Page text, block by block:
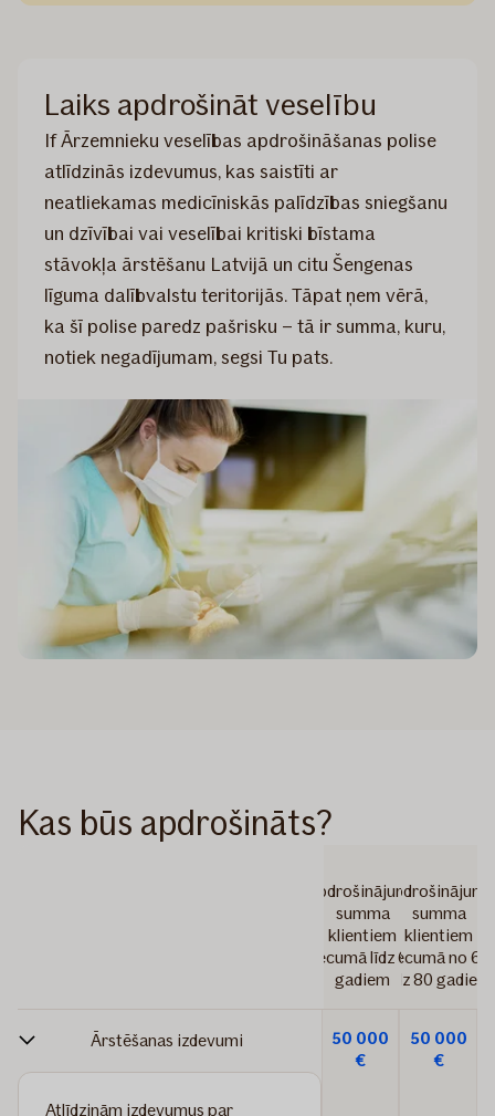
Laiks apdrošināt veselību
If Ārzemnieku veselības apdrošināšanas polise
atlīdzinās izdevumus, kas saistīti ar
neatliekamas medicīniskās palīdzības sniegšanu
un dzīvībai vai veselībai kritiski bīstama
stāvokļa ārstēšanu Latvijā un citu Šengenas
līguma dalībvalstu teritorijās. Tāpat ņem vērā,
ka šī polise paredz pašrisku – tā ir summa, kuru,
notiek negadījumam, segsi Tu pats.
Kas būs apdrošināts?
Apdrošinājuma
summa
klientiem
vecumā līdz 64
gadiem
Apdrošinājuma
summa
klientiem
vecumā no 65
līdz 80 gadiem
Ārstēšanas izdevumi
Atlīdzinām izdevumus par
50 000
€
50 000
€